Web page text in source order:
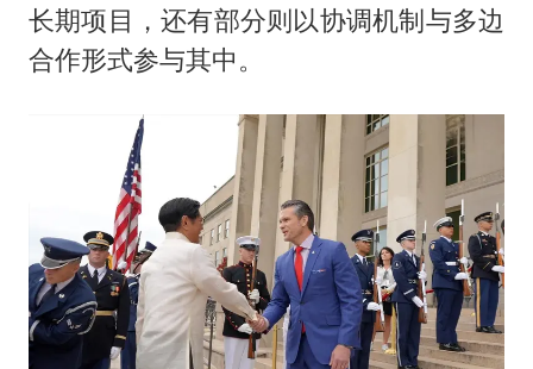
长期项目，还有部分则以协调机制与多边
合作形式参与其中。